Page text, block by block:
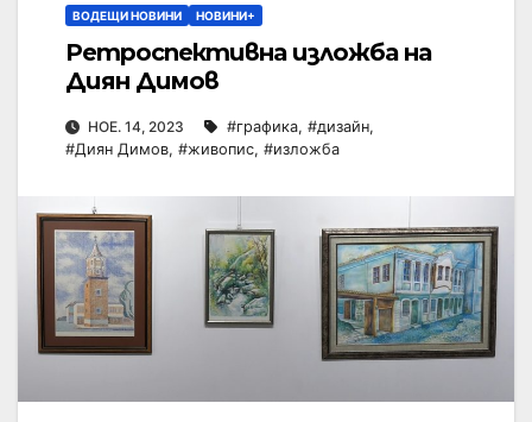
ВОДЕЩИ НОВИНИ НОВИНИ+
Ретроспективна изложба на
Диян Димов
НОЕ. 14, 2023 #графика, #дизайн,
#Диян Димов, #живопис, #изложба